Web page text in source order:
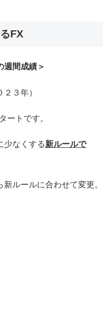
FX
週間成績＞
３年）
ートです。
少なくする新ルールで
ルールに合わせて変更。